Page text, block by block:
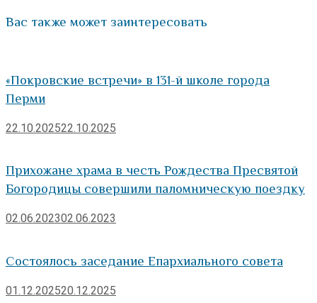
Вас также может заинтересовать
«Покровские встречи» в 131-й школе города
Перми
22.10.202522.10.2025
Прихожане храма в честь Рождества Пресвятой
Богородицы совершили паломническую поездку
02.06.202302.06.2023
Состоялось заседание Епархиального совета
01.12.202520.12.2025